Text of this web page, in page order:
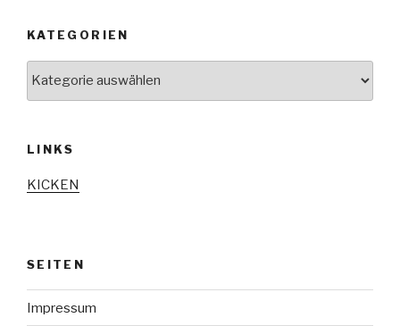
KATEGORIEN
LINKS
KICKEN
SEITEN
Impressum